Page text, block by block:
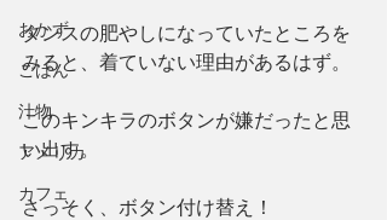
おかず
ごはん
汁物
アメリカ
カフェ
タンスの肥やしになっていたところを
みると、着ていない理由があるはず。
このキンキラのボタンが嫌だったと思
い出す。
さっそく、ボタン付け替え！